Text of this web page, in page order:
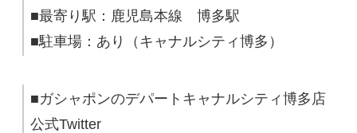
■最寄り駅：鹿児島本線 博多駅
■駐車場：あり（キャナルシティ博多）
■ガシャポンのデパートキャナルシティ博多店
公式Twitter